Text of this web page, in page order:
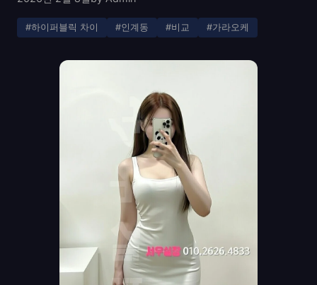
#하이퍼블릭 차이 #인계동 #비교 #가라오케